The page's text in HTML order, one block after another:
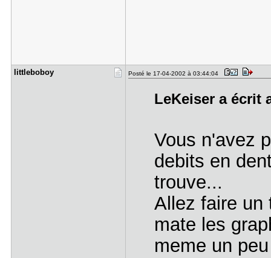
littlebobo​y Posté le 17-04-2002 à 03:44:04
LeKeiser a écrit
Vous n'avez
debits en
trouve...
Allez faire un
mate les
meme un